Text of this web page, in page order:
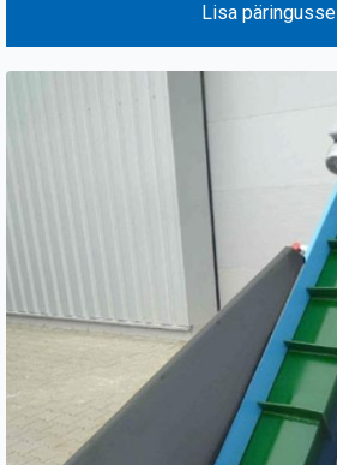
Lisa päringusse